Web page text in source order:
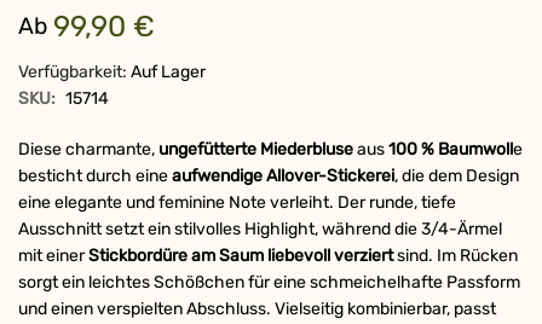
Ab 99,90 €
Verfügbarkeit: Auf Lager
SKU: 15714
Diese charmante, ungefütterte Miederbluseaus100 % Baumwolle
besticht durch eineaufwendige Allover-Stickerei, die dem Design
eine elegante und feminine Note verleiht. Der runde, tiefe
Ausschnitt setzt ein stilvolles Highlight, während die 3/4-Ärmel
mit einerStickbordüre am Saum liebevoll verziertsind. Im Rücken
sorgt ein leichtes Schößchen für eine schmeichelhafte Passform
und einen verspielten Abschluss. Vielseitig kombinierbar, passt